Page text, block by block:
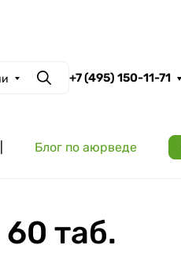
Поиск
+7 (495) 150-11-71
Блог по аюрведе
таб.